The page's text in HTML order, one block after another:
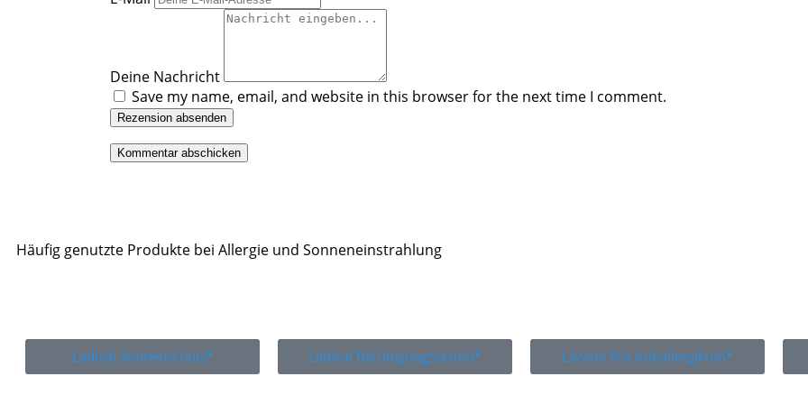
Deine Nachricht
Save my name, email, and website in this browser for the next time I comment.
Rezension absenden
Häufig genutzte Produkte bei Allergie und Sonneneinstrahlung
Ladival Sonnenschutz* Ladival Beruhigungsserum* Lorano Pro Antiallergikum*